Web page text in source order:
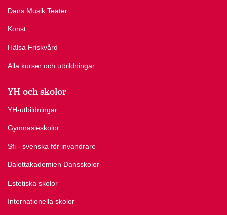
Dans Musik Teater
Konst
Hälsa Friskvård
Alla kurser och utbildningar
YH och skolor
YH-utbildningar
Gymnasieskolor
Sfi - svenska för invandrare
Balettakademien Dansskolor
Estetiska skolor
Internationella skolor